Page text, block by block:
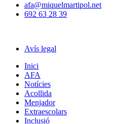
afa@miquelmartipol.net
692 63 28 39
Avís legal
Inici
AFA
Notícies
Acollida
Menjador
Extraescolars
Inclusió